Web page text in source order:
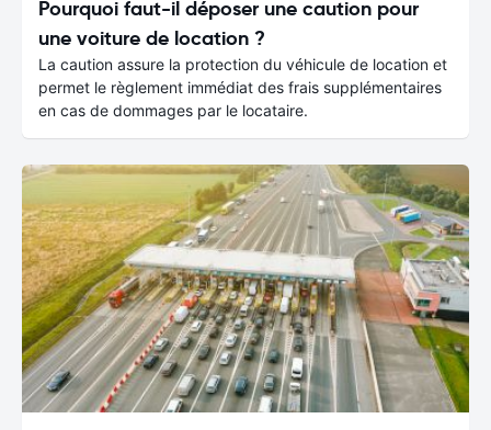
Pourquoi faut-il déposer une caution pour
une voiture de location ?
La caution assure la protection du véhicule de location et
permet le règlement immédiat des frais supplémentaires
en cas de dommages par le locataire.